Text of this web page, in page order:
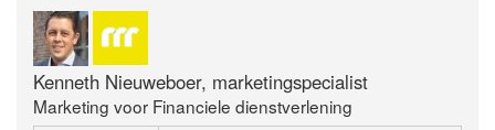
Kenneth Nieuweboer, marketingspecialist
Marketing voor Financiele dienstverlening